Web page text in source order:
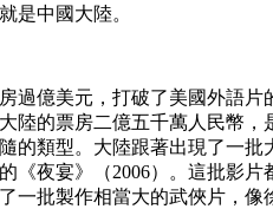
是中國大陸。
億美元，打破了美國外語
的票房二億五千萬人民幣
類型。大陸跟著出現了一
夜宴》（2006）。這批影
批製作相當大的武俠片，